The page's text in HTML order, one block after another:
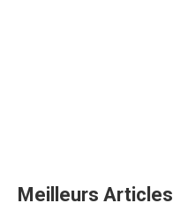
Meilleurs Articles